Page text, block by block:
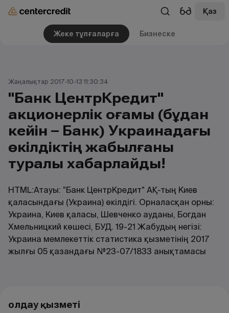
Қаз
Жеке тұлғаларға Бизнеске
Жаңалықтар 2017-10-13 11:30:34
"Банк ЦентрКредит"
акционерлік қоғамы (бұдан
кейін – Банк) Украинадағы
өкілдіктің жабылғаны
туралы хабарлайды!
HTML:Атауы: "Банк ЦентрКредит" АҚ-тың Киев
қаласындағы (Украина) өкілдігі. Орналасқан орны:
Украина, Киев қаласы, Шевченко ауданы, Богдан
Хмельницкий көшесі, БУД. 19-21 Жабудың негізі:
Украина мемлекеттік статистика қызметінің 2017
жылғы 05 қазандағы №23-07/1833 анықтамасы
Қолдау қызметі